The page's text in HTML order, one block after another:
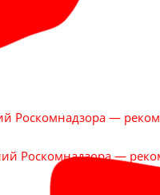
Роскомнадзора —
Роскомнадзора —